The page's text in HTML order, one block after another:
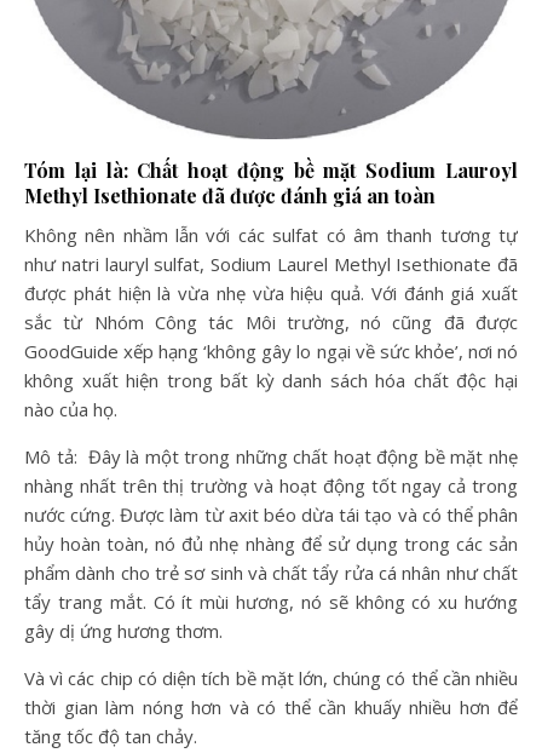
Tóm lại là: Chất hoạt động bề mặt Sodium Lauroyl
Methyl Isethionate đã được đánh giá an toàn
Không nên nhầm lẫn với các sulfat có âm thanh tương tự
như natri lauryl sulfat, Sodium Laurel Methyl Isethionate đã
được phát hiện là vừa nhẹ vừa hiệu quả. Với đánh giá xuất
sắc từ Nhóm Công tác Môi trường, nó cũng đã được
GoodGuide xếp hạng ‘không gây lo ngại về sức khỏe’, nơi nó
không xuất hiện trong bất kỳ danh sách hóa chất độc hại
nào của họ.
Mô tả: Đây là một trong những chất hoạt động bề mặt nhẹ
nhàng nhất trên thị trường và hoạt động tốt ngay cả trong
nước cứng. Được làm từ axit béo dừa tái tạo và có thể phân
hủy hoàn toàn, nó đủ nhẹ nhàng để sử dụng trong các sản
phẩm dành cho trẻ sơ sinh và chất tẩy rửa cá nhân như chất
tẩy trang mắt. Có ít mùi hương, nó sẽ không có xu hướng
gây dị ứng hương thơm.
Và vì các chip có diện tích bề mặt lớn, chúng có thể cần nhiều
thời gian làm nóng hơn và có thể cần khuấy nhiều hơn để
tăng tốc độ tan chảy.